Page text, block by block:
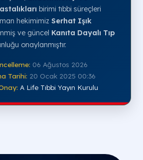
birimi tıbbi süreçleri
hekimimiz Serhat Işık
ve güncel Kanıta Dayalı Tıp
onaylanmıştır.
06 Ağustos 2026
Tarihi: 20 Ocak 2025 00:36
A Life Tıbbi Yayın Kurulu